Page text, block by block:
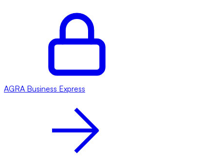
AGRA Business Express